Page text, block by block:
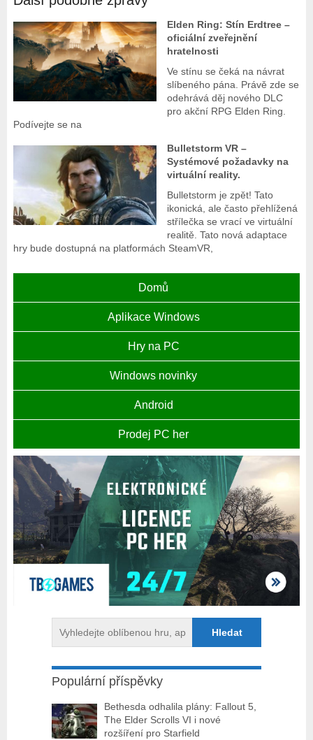
Elden Ring: Stín Erdtree –
oficiální zveřejnění
hratelnosti
Ve stínu se čeká na návrat
slíbeného pána. Právě zde se
odehrává děj nového DLC
pro akční RPG Elden Ring.
Podívejte se na
Bulletstorm VR –
Systémové požadavky na
virtuální reality.
Bulletstorm je zpět! Tato
ikonická, ale často přehlížená
střílečka se vrací ve virtuální
realitě. Tato nová adaptace
hry bude dostupná na platformách SteamVR,
Domů
Aplikace Windows
Hry na PC
Windows novinky
Android
Prodej PC her
Populární příspěvky
Bethesda odhalila plány: Fallout 5,
The Elder Scrolls VI i nové
rozšíření pro Starfield